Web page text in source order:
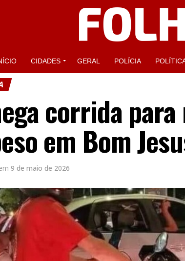
CIDADES GERAL POLÍCIA
corrida
em Bom
9 de maio de 2026